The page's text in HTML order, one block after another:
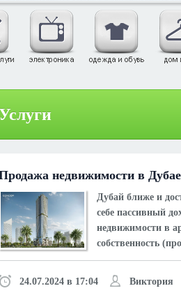
недвижимости в Дубае
Дубай ближе и
себе пассивный
недвижимости в
собственность
24.07.2024 в 17:04 Виктория